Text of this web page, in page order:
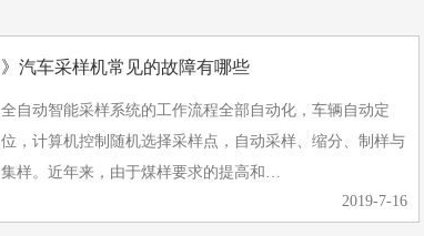
》汽车采样机常见的故障有哪些
全自动智能采样系统的工作流程全部自动化，车辆自动定
位，计算机控制随机选择采样点，自动采样、缩分、制样与
集样。近年来，由于煤样要求的提高和…
2019-7-16